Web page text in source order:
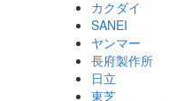
カクダイ
SANEI
ヤンマー
長府製作所
日立
東芝